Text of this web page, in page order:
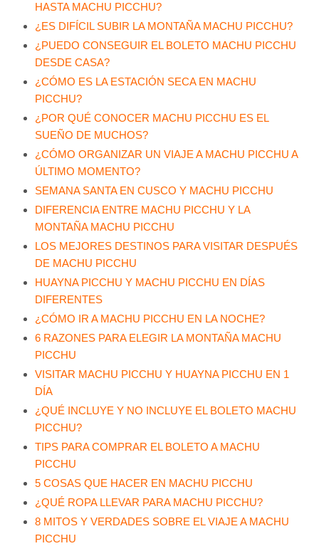
HASTA MACHU PICCHU?
¿ES DIFÍCIL SUBIR LA MONTAÑA MACHU PICCHU?
¿PUEDO CONSEGUIR EL BOLETO MACHU PICCHU
DESDE CASA?
¿CÓMO ES LA ESTACIÓN SECA EN MACHU
PICCHU?
¿POR QUÉ CONOCER MACHU PICCHU ES EL
SUEÑO DE MUCHOS?
¿CÓMO ORGANIZAR UN VIAJE A MACHU PICCHU A
ÚLTIMO MOMENTO?
SEMANA SANTA EN CUSCO Y MACHU PICCHU
DIFERENCIA ENTRE MACHU PICCHU Y LA
MONTAÑA MACHU PICCHU
LOS MEJORES DESTINOS PARA VISITAR DESPUÉS
DE MACHU PICCHU
HUAYNA PICCHU Y MACHU PICCHU EN DÍAS
DIFERENTES
¿CÓMO IR A MACHU PICCHU EN LA NOCHE?
6 RAZONES PARA ELEGIR LA MONTAÑA MACHU
PICCHU
VISITAR MACHU PICCHU Y HUAYNA PICCHU EN 1
DÍA
¿QUÉ INCLUYE Y NO INCLUYE EL BOLETO MACHU
PICCHU?
TIPS PARA COMPRAR EL BOLETO A MACHU
PICCHU
5 COSAS QUE HACER EN MACHU PICCHU
¿QUÉ ROPA LLEVAR PARA MACHU PICCHU?
8 MITOS Y VERDADES SOBRE EL VIAJE A MACHU
PICCHU